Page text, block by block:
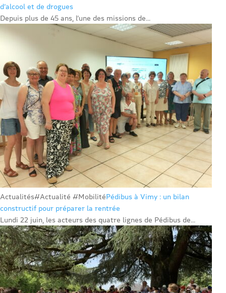
d’alcool et de drogues
Depuis plus de 45 ans, l’une des missions de...
Actualités#Actualité #MobilitéPédibus à Vimy : un bilan
constructif pour préparer la rentrée
Lundi 22 juin, les acteurs des quatre lignes de Pédibus de...